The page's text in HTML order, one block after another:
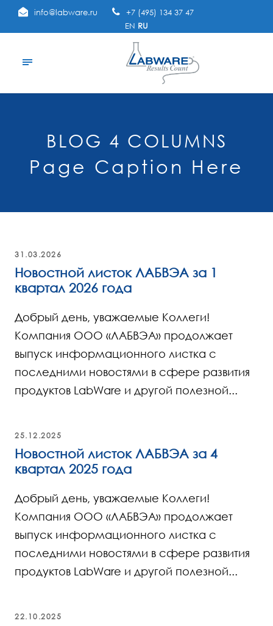
info@labware.ru
+7 (495) 134 37 47
EN RU
BLOG 4 COLUMNS
Page Caption Here
31.03.2026
Новостной листок ЛАБВЭА за 1
квартал 2026 года
Добрый день, уважаемые Коллеги!
Компания ООО «ЛАБВЭА» продолжает
выпуск информационного листка с
последними новостями в сфере развития
продуктов LabWare и другой полезной...
25.12.2025
Новостной листок ЛАБВЭА за 4
квартал 2025 года
Добрый день, уважаемые Коллеги!
Компания ООО «ЛАБВЭА» продолжает
выпуск информационного листка с
последними новостями в сфере развития
продуктов LabWare и другой полезной...
22.10.2025